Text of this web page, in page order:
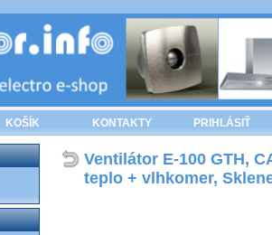
KOŠÍK KONTAKTY PRIHLÁSIŤ
Ventilátor E-100 GTH,
teplo + vlhkomer,